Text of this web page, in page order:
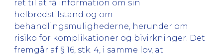
ret til at få information om sin
helbredstilstand og om
behandlingsmulighederne, herunder om
risiko for komplikationer og bivirkninger. Det
fremgår af § 16, stk. 4, i samme lov, at